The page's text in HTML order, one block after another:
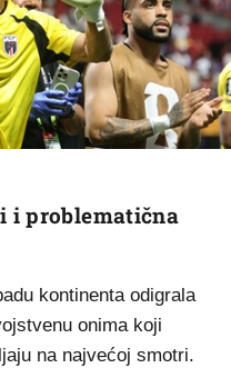
i problematična
kontinenta odigrala
onima koji
na najvećoj smotri.